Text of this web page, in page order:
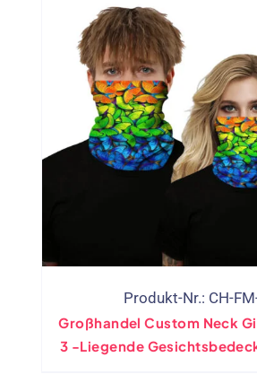
Produkt-Nr.: CH-
Großhandel Custom Neck
3 -liegende